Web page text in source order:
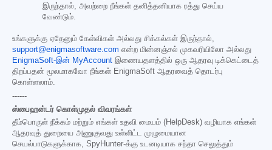
இருந்தால், அவற்றை நீங்கள் தனித்தனியாக ரத்து செய்ய
வேண்டும்.
உங்களுக்கு ஏதேனும் கேள்விகள் அல்லது சிக்கல்கள் இருந்தால்,
support@enigmasoftware.com என்ற மின்னஞ்சல் முகவரியிலோ அல்லது
EnigmaSoft-இன் MyAccount இணையதளத்தில் ஒரு ஆதரவு டிக்கெட்டைத்
திறப்பதன் மூலமாகவோ நீங்கள் EnigmaSoft ஆதரவைத் தொடர்பு
கொள்ளலாம்.
------
ஸ்பைஹன்டர் கொள்முதல் விவரங்கள்
தீம்பொருள் நீக்கம் மற்றும் எங்கள் உதவி மையம் (HelpDesk) வழியாக எங்கள்
ஆதரவுத் துறையை அணுகுவது உள்ளிட்ட முழுமையான
செயல்பாடுகளுக்காக, SpyHunter-க்கு உடனடியாக சந்தா செலுத்தும்